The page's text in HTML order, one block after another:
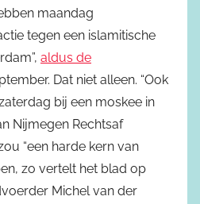
maandag
tegen een islamitische
aldus de
Dat niet alleen. “Ook
bij een moskee in
Nijmegen Rechtsaf
“een harde kern van
zo vertelt het blad op
Michel van der